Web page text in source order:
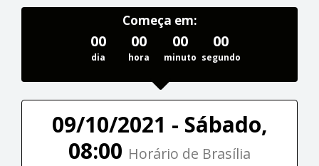
Começa em:
00
dia
00
hora
00
minuto
00
segundo
09/10/2021 - Sábado,
08:00 Horário de Brasília